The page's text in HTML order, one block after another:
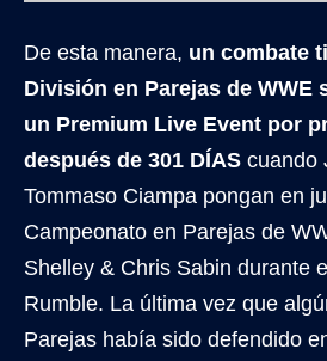
De esta manera, un combate
División en Parejas de WWE
un Premium Live Event por
después de 301 DÍAS cuando
Tommaso Ciampa pongan en
Campeonato en Parejas de
Shelley & Chris Sabin durante
Rumble. La última vez que
Parejas había sido defendido